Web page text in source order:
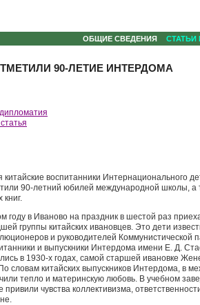
ОБЩИЕ СВЕДЕНИЯ СТАТЬИ
90-ЛЕТИЕ ИНТЕРДОМА
китайские воспитанники Интернационального
90-летний юбилей международной школы, а
книг.
году в Иваново на праздник в шестой раз
группы китайских ивановцев. Это дети
и руководителей Коммунистической
и выпускники Интердома имени Е. Д.
в 1930-х годах, самой старшей ивановке
словам китайских выпускников Интердома, в
тепло и материнскую любовь. В учебном
привили чувства коллективизма,